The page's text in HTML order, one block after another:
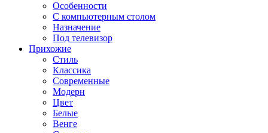
Особенности
С компьютерным столом
Назначение
Под телевизор
Прихожие
Стиль
Классика
Современные
Модерн
Цвет
Белые
Венге